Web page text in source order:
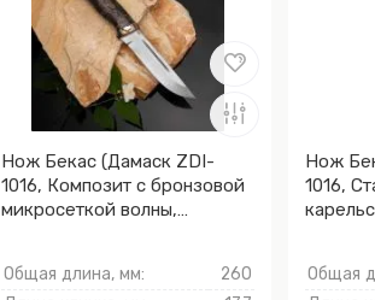
Нож Бекас (Дамаск ZDI-
1016, Композит с бронзовой
микросеткой волны,
Общая длина, мм:
260
Нож
1016,
Общая